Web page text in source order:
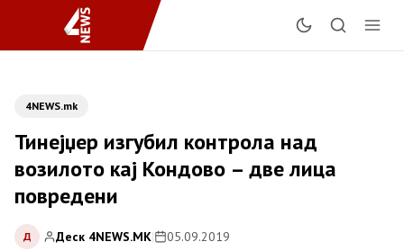
4NEWS.mk
Тинејџер изгубил контрола над
возилото кај Кондово – две лица
повредени
Д Деск 4NEWS.MK| 05.09.2019